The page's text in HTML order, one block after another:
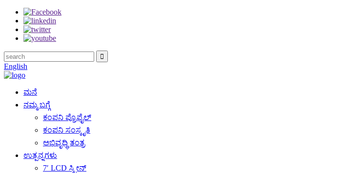
English
ಮನೆ
ನಮ್ಮ ಬಗ್ಗೆ
ಕಂಪನಿ ಪ್ರೊಫೈಲ್
ಕಂಪನಿ ಸಂಸ್ಕೃತಿ
ಅಭಿವೃದ್ಧಿ ತಂತ್ರ
ಉತ್ಪನ್ನಗಳು
7′ LCD ಸ್ಕ್ರೀನ್